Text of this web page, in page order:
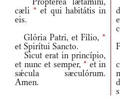
cæli* et qui habitátis in
eis.
Glória Patri, et Fílio, *
et Spirítui Sancto.
Sicut erat in princípio,
et nunc et semper, * et in
sǽcula sæculórum.
Amen.